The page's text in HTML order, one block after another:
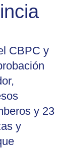
CBPC y
y 23
y